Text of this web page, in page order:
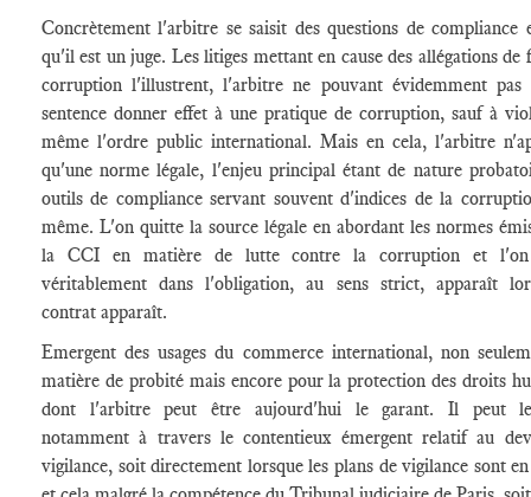
Concrètement l'arbitre se saisit des questions de compliance
qu'il est un juge. Les litiges mettant en cause des allégations de
corruption l'illustrent, l'arbitre ne pouvant évidemment pas
sentence donner effet à une pratique de corruption, sauf à
même l'ordre public international. Mais en cela, l'arbitre
qu'une norme légale, l'enjeu principal étant de nature
outils de compliance servant souvent d'indices de la
même. L'on quitte la source légale en abordant les normes
la CCI en matière de lutte contre la corruption et
véritablement dans l'obligation, au sens strict, apparaît
contrat apparaît.
Emergent des usages du commerce international, non
matière de probité mais encore pour la protection des droits
dont l'arbitre peut être aujourd'hui le garant. Il peut
notamment à travers le contentieux émergent relatif au
vigilance, soit directement lorsque les plans de vigilance sont en